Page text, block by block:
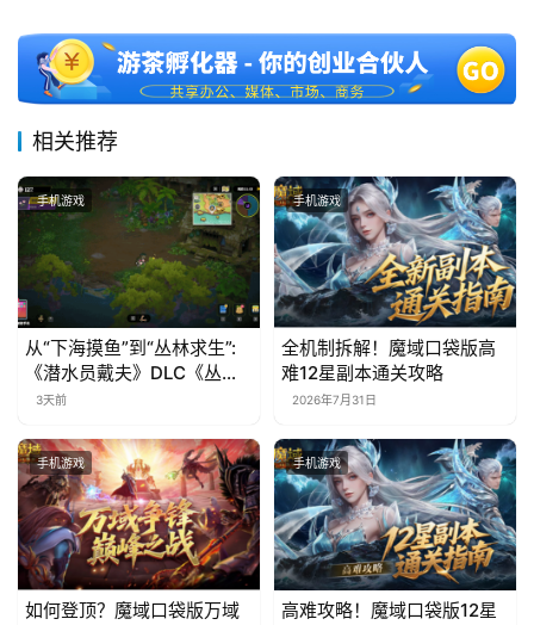
中
文
中
国
相关推荐
手机游戏
从“下海摸鱼”到“丛林求生”:
《潜水员戴夫》DLC《丛
林》移动端定档8月14日
3天前
手机游戏
全机制拆解！魔域口袋版高
难12星副本通关攻略
2026年7月31日
手机游戏
如何登顶？魔域口袋版万域
手机游戏
高难攻略！魔域口袋版12星